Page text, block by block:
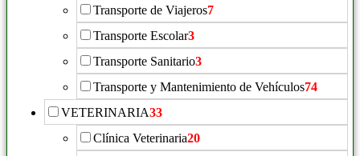
Transporte de Viajeros7
Transporte Escolar3
Transporte Sanitario3
Transporte y Mantenimiento de Vehículos74
VETERINARIA33
Clínica Veterinaria20